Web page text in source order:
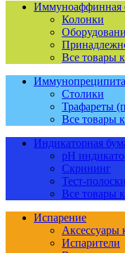
Иммуноаффинная
Колонки
Все товары
Столики
Трафареты
Все товары
Индикаторная
pH
Скрининг
Тест-
Все товары
Испарение
Аксессуары
Испарители